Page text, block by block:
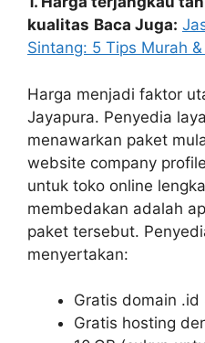
kualitas Baca Juga:
Sintang: 5 Tips Murah
Harga menjadi faktor
Jayapura. Penyedia
menawarkan paket
website company
untuk toko online
membedakan adalah
paket tersebut.
menyertakan:
Gratis domain
Gratis hosting